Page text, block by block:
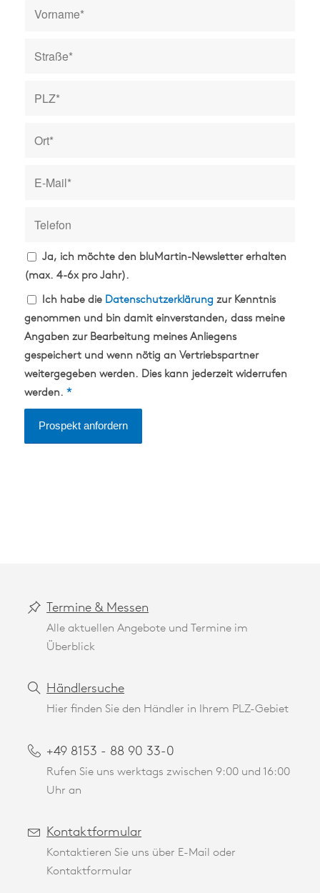
Ja, ich möchte den bluMartin-Newsletter erhalten
(max. 4-6x pro Jahr).
Ich habe die Datenschutzerklärung zur Kenntnis
genommen und bin damit einverstanden, dass meine
Angaben zur Bearbeitung meines Anliegens
gespeichert und wenn nötig an Vertriebspartner
weitergegeben werden. Dies kann jederzeit widerrufen
werden. *
Termine & Messen
Alle aktuellen Angebote und Termine im
Überblick
Händlersuche
Hier finden Sie den Händler in Ihrem PLZ-Gebiet
+49 8153 - 88 90 33-0
Rufen Sie uns werktags zwischen 9:00 und 16:00
Uhr an
Kontaktformular
Kontaktieren Sie uns über E-Mail oder
Kontaktformular